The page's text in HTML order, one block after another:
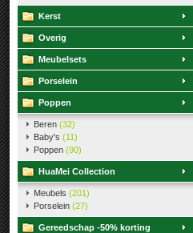
Kerst
Overig
Meubelsets
Porselein
Poppen
Beren (32)
Baby's (11)
Poppen (90)
HuaMei Collection
Meubels (201)
Porselein (27)
Gereedschap -50% korting